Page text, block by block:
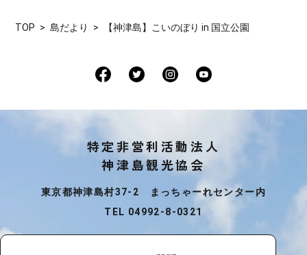
TOP 島だより 【神津島】こいのぼり in 国立公園
特定非営利活動法人
神津島観光協会
東京都神津島村37-2 まっちゃーれセンター内
TEL 04992-8-0321